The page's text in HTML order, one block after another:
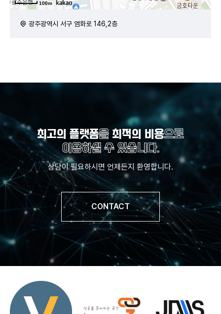
100m
광주광역시 서구 염화로 146,2층
최고의 플랫폼을 최적의 비용으로
이용하실 수 있습니다.
상담이 필요하시면 언제든지 환영합니다.
CONTACT